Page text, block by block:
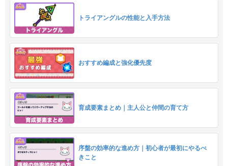
トライアングルの性能と入手方法
おすすめ編成と強化優先度
育成要素まとめ｜主人公と仲間の育て方
序盤の効率的な進め方｜初心者が最初にやるべ
きこと